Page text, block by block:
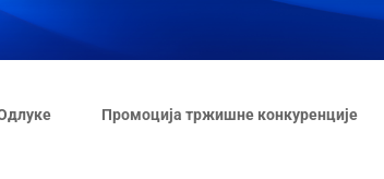
Промоција тржишне конкуренције